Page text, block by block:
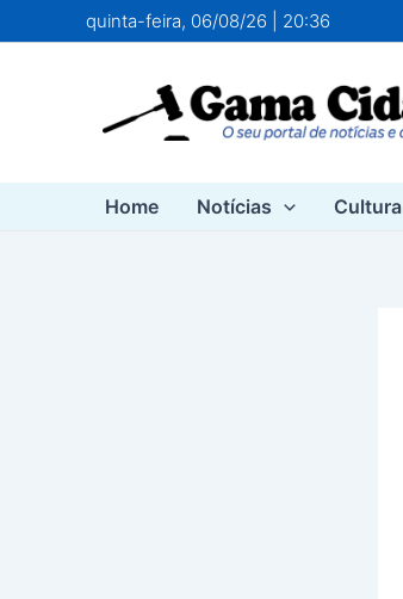
para
quinta-feira, 06/08/26 | 20:36
Home Notícias Cultura